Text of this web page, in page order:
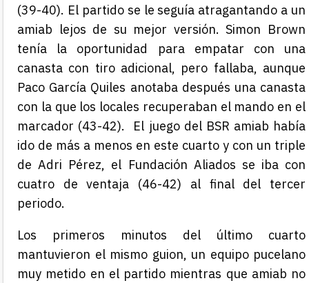
(39-40). El partido se le seguía atragantando a un
amiab lejos de su mejor versión. Simon Brown
tenía la oportunidad para empatar con una
canasta con tiro adicional, pero fallaba, aunque
Paco García Quiles anotaba después una canasta
con la que los locales recuperaban el mando en el
marcador (43-42). El juego del BSR amiab había
ido de más a menos en este cuarto y con un triple
de Adri Pérez, el Fundación Aliados se iba con
cuatro de ventaja (46-42) al final del tercer
periodo.
Los primeros minutos del último cuarto
mantuvieron el mismo guion, un equipo pucelano
muy metido en el partido mientras que amiab no